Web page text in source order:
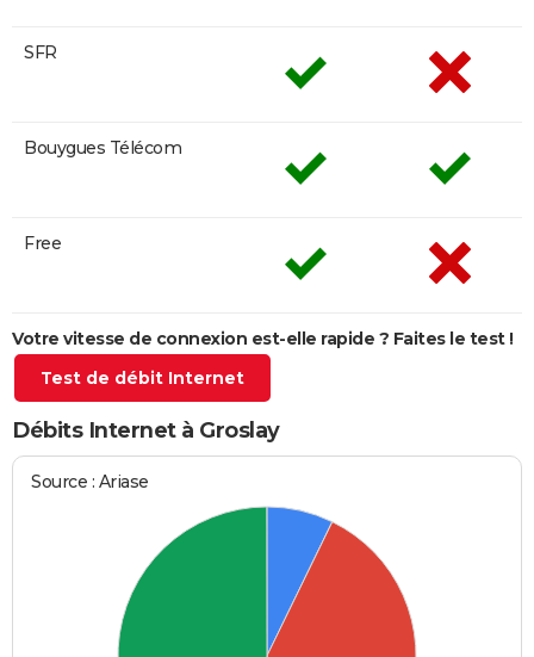
SFR
Bouygues Télécom
Free
Votre vitesse de connexion est-elle rapide ? Faites le test !
Test de débit Internet
Débits Internet à Groslay
Source : Ariase